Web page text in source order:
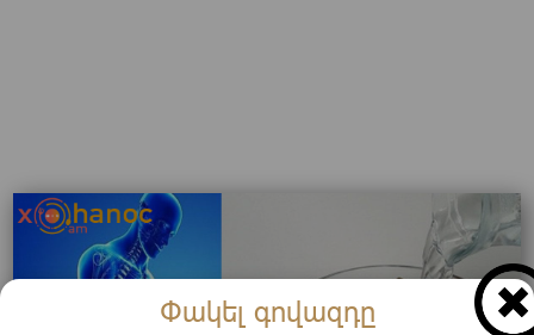
Փակել գովազդը